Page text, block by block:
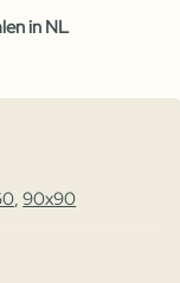
in NL
,90x90